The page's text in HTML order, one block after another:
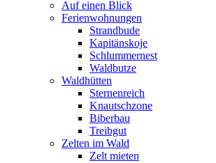
Auf einen Blick
Ferienwohnungen
Strandbude
Kapitänskoje
Schlummernest
Waldbutze
Waldhütten
Sternenreich
Knautschzone
Biberbau
Treibgut
Zelten im Wald
Zelt mieten